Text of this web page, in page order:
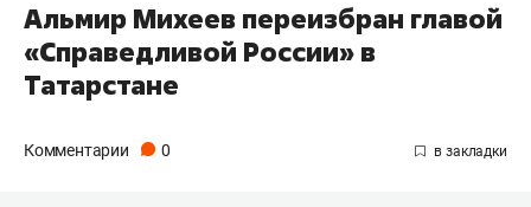
Альмир Михеев переизбран главой
«Справедливой России» в
Татарстане
Комментарии 0